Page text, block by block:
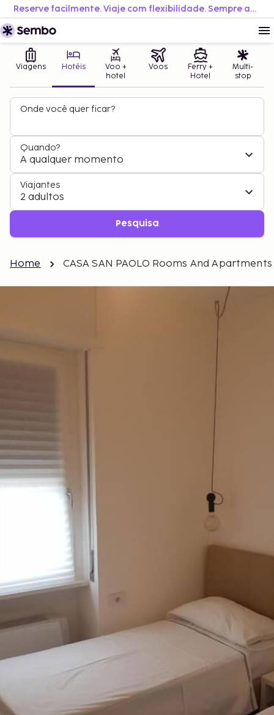
Reserve facilmente. Viaje com flexibilidade. Sempre ao melhor preço.
Viagens Hotéis
Voo +
hotel
Voos
Ferry +
Hotel
Multi-
stop
Onde você quer ficar?
Quando?
A qualquer momento
Viajantes
2 adultos
Pesquisa
Home CASA SAN PAOLO Rooms And Apartments